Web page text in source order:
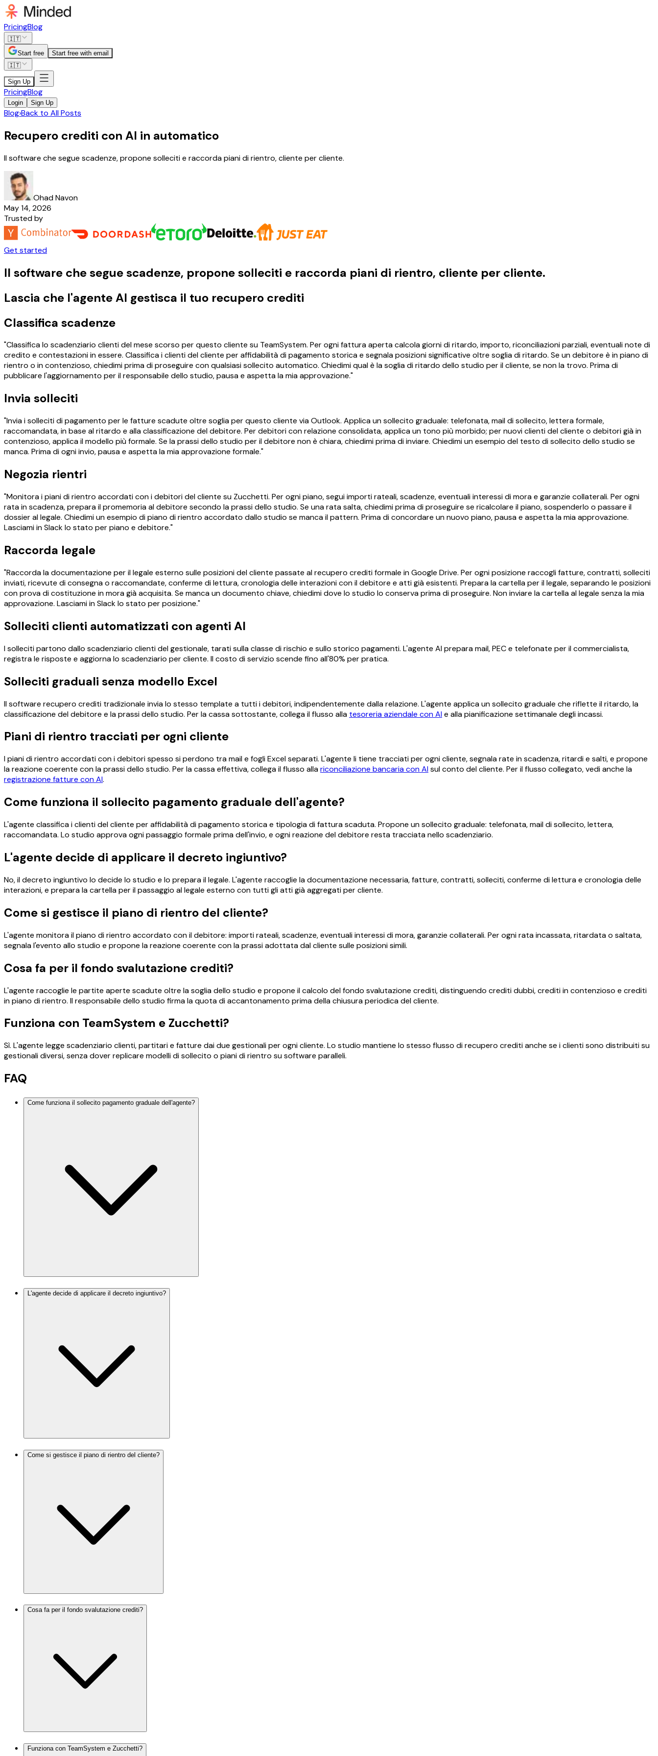
PricingBlog
🇮🇹
Start free
Start free with email
🇮🇹
Sign Up
PricingBlog
Login Sign Up
Blog›Back to All Posts
Recupero crediti con AI in automatico
Il software che segue scadenze, propone solleciti e raccorda piani di rientro, cliente per cliente.
Ohad Navon
May 14, 2026
Trusted by
Get started
Il software che segue scadenze, propone solleciti e raccorda piani di rientro, cliente per cliente.
Lascia che l'agente AI gestisca il tuo recupero crediti
Classifica scadenze
"Classifica lo scadenziario clienti del mese scorso per questo cliente su TeamSystem. Per ogni fattura aperta calcola giorni di ritardo, importo, riconciliazioni parziali, eventuali note di
credito e contestazioni in essere. Classifica i clienti del cliente per affidabilità di pagamento storica e segnala posizioni significative oltre soglia di ritardo. Se un debitore è in piano di
rientro o in contenzioso, chiedimi prima di proseguire con qualsiasi sollecito automatico. Chiedimi qual è la soglia di ritardo dello studio per il cliente, se non la trovo. Prima di
pubblicare l'aggiornamento per il responsabile dello studio, pausa e aspetta la mia approvazione."
Invia solleciti
"Invia i solleciti di pagamento per le fatture scadute oltre soglia per questo cliente via Outlook. Applica un sollecito graduale: telefonata, mail di sollecito, lettera formale,
raccomandata, in base al ritardo e alla classificazione del debitore. Per debitori con relazione consolidata, applica un tono più morbido; per nuovi clienti del cliente o debitori già in
contenzioso, applica il modello più formale. Se la prassi dello studio per il debitore non è chiara, chiedimi prima di inviare. Chiedimi un esempio del testo di sollecito dello studio se
manca. Prima di ogni invio, pausa e aspetta la mia approvazione formale."
Negozia rientri
"Monitora i piani di rientro accordati con i debitori del cliente su Zucchetti. Per ogni piano, segui importi rateali, scadenze, eventuali interessi di mora e garanzie collaterali. Per ogni
rata in scadenza, prepara il promemoria al debitore secondo la prassi dello studio. Se una rata salta, chiedimi prima di proseguire se ricalcolare il piano, sospenderlo o passare il
dossier al legale. Chiedimi un esempio di piano di rientro accordato dallo studio se manca il pattern. Prima di concordare un nuovo piano, pausa e aspetta la mia approvazione.
Lasciami in Slack lo stato per piano e debitore."
Raccorda legale
"Raccorda la documentazione per il legale esterno sulle posizioni del cliente passate al recupero crediti formale in Google Drive. Per ogni posizione raccogli fatture, contratti, solleciti
inviati, ricevute di consegna o raccomandate, conferme di lettura, cronologia delle interazioni con il debitore e atti già esistenti. Prepara la cartella per il legale, separando le posizioni
con prova di costituzione in mora già acquisita. Se manca un documento chiave, chiedimi dove lo studio lo conserva prima di proseguire. Non inviare la cartella al legale senza la mia
approvazione. Lasciami in Slack lo stato per posizione."
Solleciti clienti automatizzati con agenti AI
I solleciti partono dallo scadenziario clienti del gestionale, tarati sulla classe di rischio e sullo storico pagamenti. L'agente AI prepara mail, PEC e telefonate per il commercialista,
registra le risposte e aggiorna lo scadenziario per cliente. Il costo di servizio scende fino all'80% per pratica.
Solleciti graduali senza modello Excel
Il software recupero crediti tradizionale invia lo stesso template a tutti i debitori, indipendentemente dalla relazione. L'agente applica un sollecito graduale che riflette il ritardo, la
classificazione del debitore e la prassi dello studio. Per la cassa sottostante, collega il flusso alla tesoreria aziendale con AIe alla pianificazione settimanale degli incassi.
Piani di rientro tracciati per ogni cliente
I piani di rientro accordati con i debitori spesso si perdono tra mail e fogli Excel separati. L'agente li tiene tracciati per ogni cliente, segnala rate in scadenza, ritardi e salti, e propone
la reazione coerente con la prassi dello studio. Per la cassa effettiva, collega il flusso allariconciliazione bancaria con AIsul conto del cliente. Per il flusso collegato, vedi anche la
registrazione fatture con AI.
Come funziona il sollecito pagamento graduale dell'agente?
L'agente classifica i clienti del cliente per affidabilità di pagamento storica e tipologia di fattura scaduta. Propone un sollecito graduale: telefonata, mail di sollecito, lettera,
raccomandata. Lo studio approva ogni passaggio formale prima dell'invio, e ogni reazione del debitore resta tracciata nello scadenziario.
L'agente decide di applicare il decreto ingiuntivo?
No, il decreto ingiuntivo lo decide lo studio e lo prepara il legale. L'agente raccoglie la documentazione necessaria, fatture, contratti, solleciti, conferme di lettura e cronologia delle
interazioni, e prepara la cartella per il passaggio al legale esterno con tutti gli atti già aggregati per cliente.
Come si gestisce il piano di rientro del cliente?
L'agente monitora il piano di rientro accordato con il debitore: importi rateali, scadenze, eventuali interessi di mora, garanzie collaterali. Per ogni rata incassata, ritardata o saltata,
segnala l'evento allo studio e propone la reazione coerente con la prassi adottata dal cliente sulle posizioni simili.
Cosa fa per il fondo svalutazione crediti?
L'agente raccoglie le partite aperte scadute oltre la soglia dello studio e propone il calcolo del fondo svalutazione crediti, distinguendo crediti dubbi, crediti in contenzioso e crediti
in piano di rientro. Il responsabile dello studio firma la quota di accantonamento prima della chiusura periodica del cliente.
Funziona con TeamSystem e Zucchetti?
Sì. L'agente legge scadenziario clienti, partitari e fatture dai due gestionali per ogni cliente. Lo studio mantiene lo stesso flusso di recupero crediti anche se i clienti sono distribuiti su
gestionali diversi, senza dover replicare modelli di sollecito o piani di rientro su software paralleli.
FAQ
Come funziona il sollecito pagamento graduale dell'agente?
L'agente decide di applicare il decreto ingiuntivo?
Come si gestisce il piano di rientro del cliente?
Cosa fa per il fondo svalutazione crediti?
Funziona con TeamSystem e Zucchetti?